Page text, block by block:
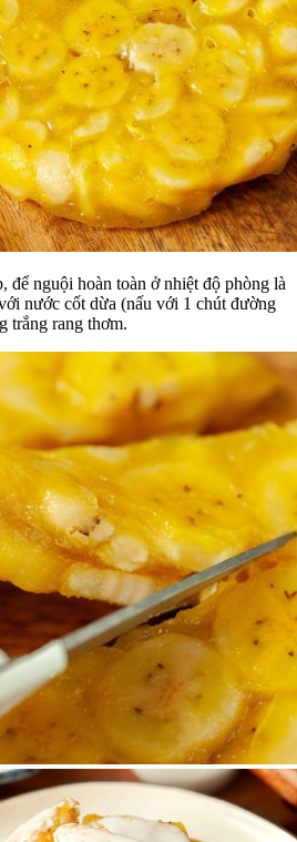
để nguội hoàn toàn ở nhiệt độ phòng là
nước cốt dừa (nấu với 1 chút đường
trắng rang thơm.